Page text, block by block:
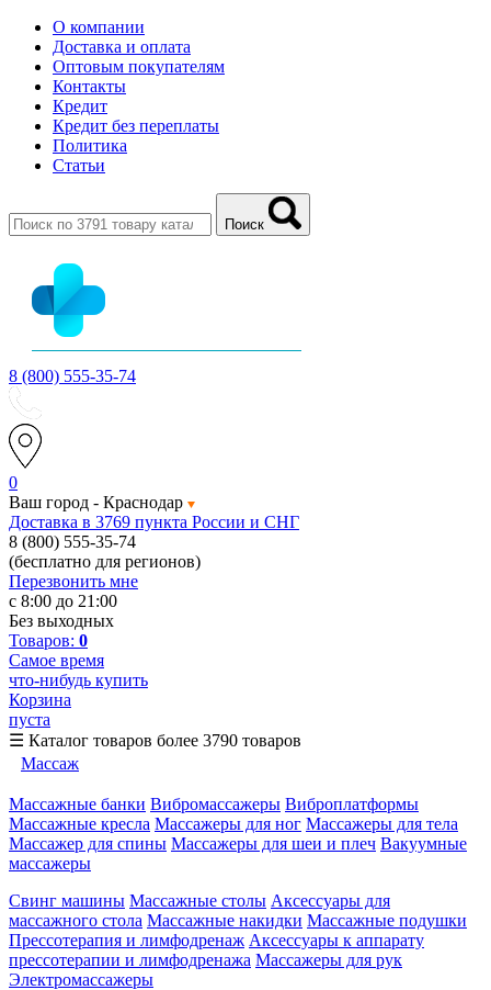
О компании
Доставка и оплата
Оптовым покупателям
Контакты
Кредит
Кредит без переплаты
Политика
Статьи
Поиск
8 (800) 555-35-74
0
Ваш город - Краснодар
Доставка в 3769 пункта России и СНГ
8 (800) 555-35-74
(бесплатно для регионов)
Перезвонить мне
с 8:00 до 21:00
Без выходных
Товаров: 0
Самое время
что-нибудь купить
Корзина
пуста
☰ Каталог товаров более 3790 товаров
Массаж
Массажные банки Вибромассажеры Виброплатформы
Массажные кресла Массажеры для ног Массажеры для тела
Массажер для спины Массажеры для шеи и плеч Вакуумные
массажеры
Свинг машины Массажные столы Аксессуары для
массажного стола Массажные накидки Массажные подушки
Прессотерапия и лимфодренаж Аксессуары к аппарату
прессотерапии и лимфодренажа Массажеры для рук
Электромассажеры